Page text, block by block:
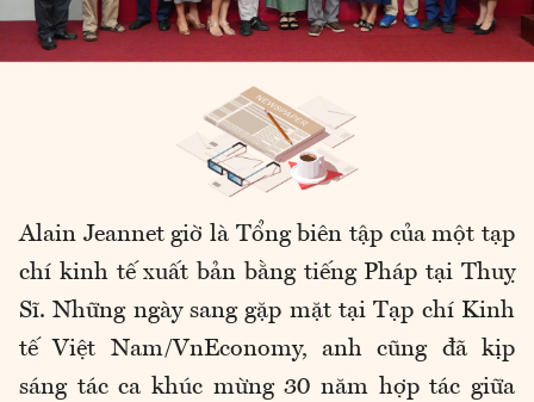
Alain Jeannet giờ là Tổng biên tập của một tạp
chí kinh tế xuất bản bằng tiếng Pháp tại Thuỵ
Sĩ. Những ngày sang gặp mặt tại Tạp chí Kinh
tế Việt Nam/VnEconomy, anh cũng đã kịp
sáng tác ca khúc mừng 30 năm hợp tác giữa